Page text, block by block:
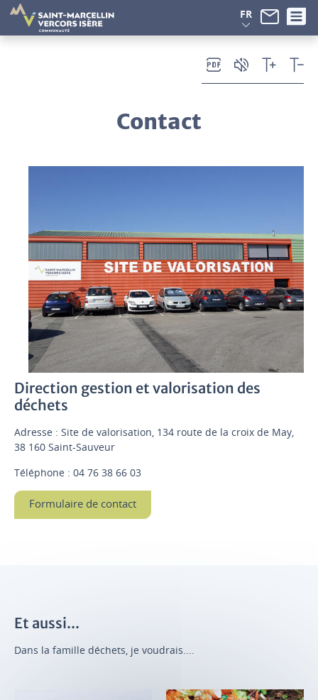
FR
Contact
Direction gestion et valorisation des
déchets
Adresse : Site de valorisation, 134 route de la croix de May,
38 160 Saint-Sauveur
Téléphone : 04 76 38 66 03
Formulaire de contact
Et aussi...
Dans la famille déchets, je voudrais....
Panneau de gestion des cookies